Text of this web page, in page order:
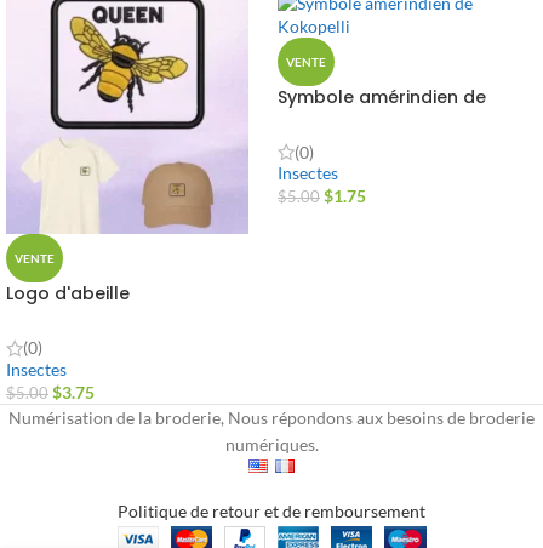
VENTE
Logo d'abeille
(0)
Insectes
$5.00 $3.75
VENTE
Symbole amérindien de
(0)
Insectes
$5.00 $1.75
Numérisation de la broderie, Nous répondons aux besoins de broderie
numériques.
Politique de retour et de remboursement